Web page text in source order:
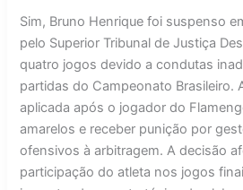
Sim, Bruno Henrique foi suspenso
pelo Superior Tribunal de Justiça
quatro jogos devido a condutas
partidas do Campeonato Brasileiro.
aplicada após o jogador do
amarelos e receber punição por
ofensivos à arbitragem. A decisão
participação do atleta nos jogos